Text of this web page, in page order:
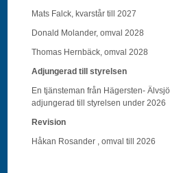
Mats Falck, kvarstår till 2027
Donald Molander, omval 2028
Thomas Hernbäck, omval 2028
Adjungerad till styrelsen
En tjänsteman från Hägersten-
adjungerad till styrelsen under 2026
Revision
Håkan Rosander , omval till 2026